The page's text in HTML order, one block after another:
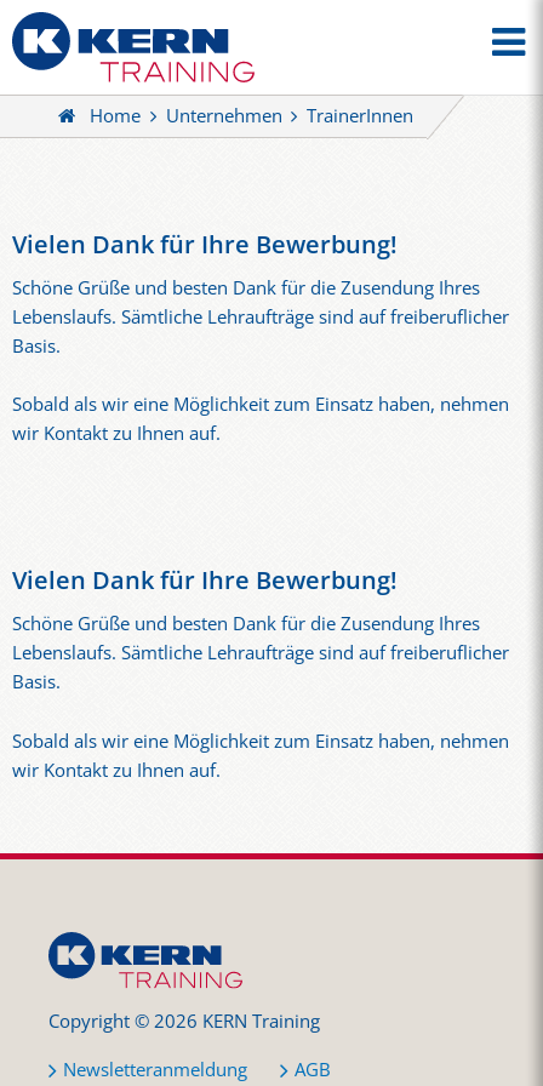
Home Unternehmen TrainerInnen
Vielen Dank für Ihre Bewerbung!
Schöne Grüße und besten Dank für die Zusendung Ihres
Lebenslaufs. Sämtliche Lehraufträge sind auf freiberuflicher
Basis.
Sobald als wir eine Möglichkeit zum Einsatz haben, nehmen
wir Kontakt zu Ihnen auf.
Vielen Dank für Ihre Bewerbung!
Schöne Grüße und besten Dank für die Zusendung Ihres
Lebenslaufs. Sämtliche Lehraufträge sind auf freiberuflicher
Basis.
Sobald als wir eine Möglichkeit zum Einsatz haben, nehmen
wir Kontakt zu Ihnen auf.
Copyright © 2026 KERN Training
Newsletteranmeldung
AGB